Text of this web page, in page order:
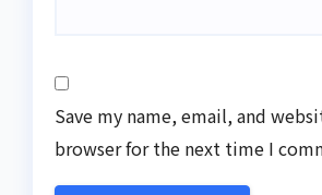
Save my name, email, and
browser for the next time I